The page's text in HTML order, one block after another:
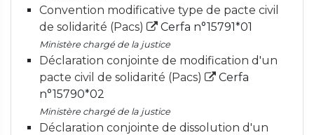
Convention modificative type de pacte civil
de solidarité (Pacs)
Cerfa n°15791*01
Ministère chargé de la justice
Déclaration conjointe de modification d'un
pacte civil de solidarité (Pacs)
Cerfa
n°15790*02
Ministère chargé de la justice
Déclaration conjointe de dissolution d'un